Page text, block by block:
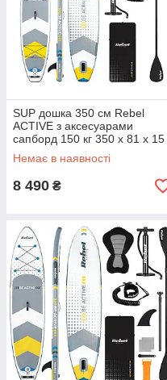
SUP дошка 350 см Rebel
ACTIVE з аксесуарами
сапборд 150 кг 350 x 81 х 15
см White
Немає в наявності
8 490 ₴